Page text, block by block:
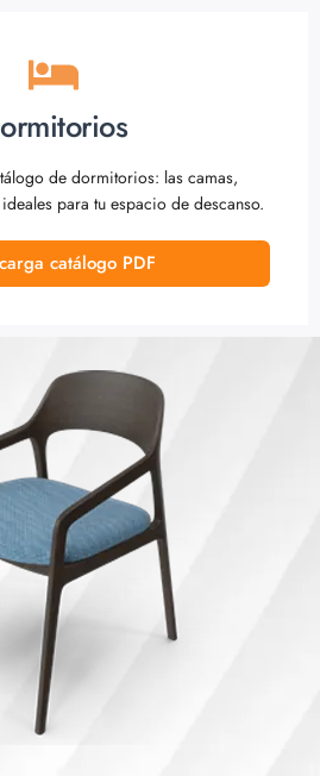
de dormitorios: las camas,
para tu espacio de descanso.
catálogo PDF